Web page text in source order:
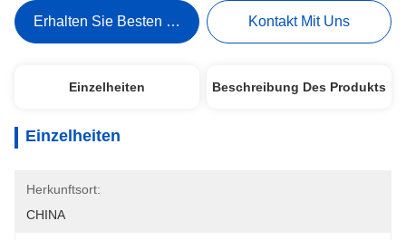
Erhalten Sie Besten Preis Kontakt Mit Uns
Einzelheiten Beschreibung Des Produkts
Einzelheiten
Herkunftsort:
CHINA